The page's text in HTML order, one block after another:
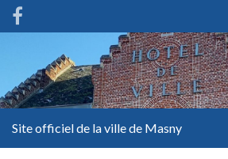
Site officiel de la ville de Masny